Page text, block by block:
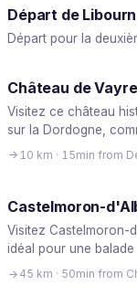
Départ de
Départ pour la
Château de
Visitez ce château
sur la Dordogne,
10 km · 15min from
Castelmoron-
Visitez Castelmoron-
idéal pour une
45 km · 50min from